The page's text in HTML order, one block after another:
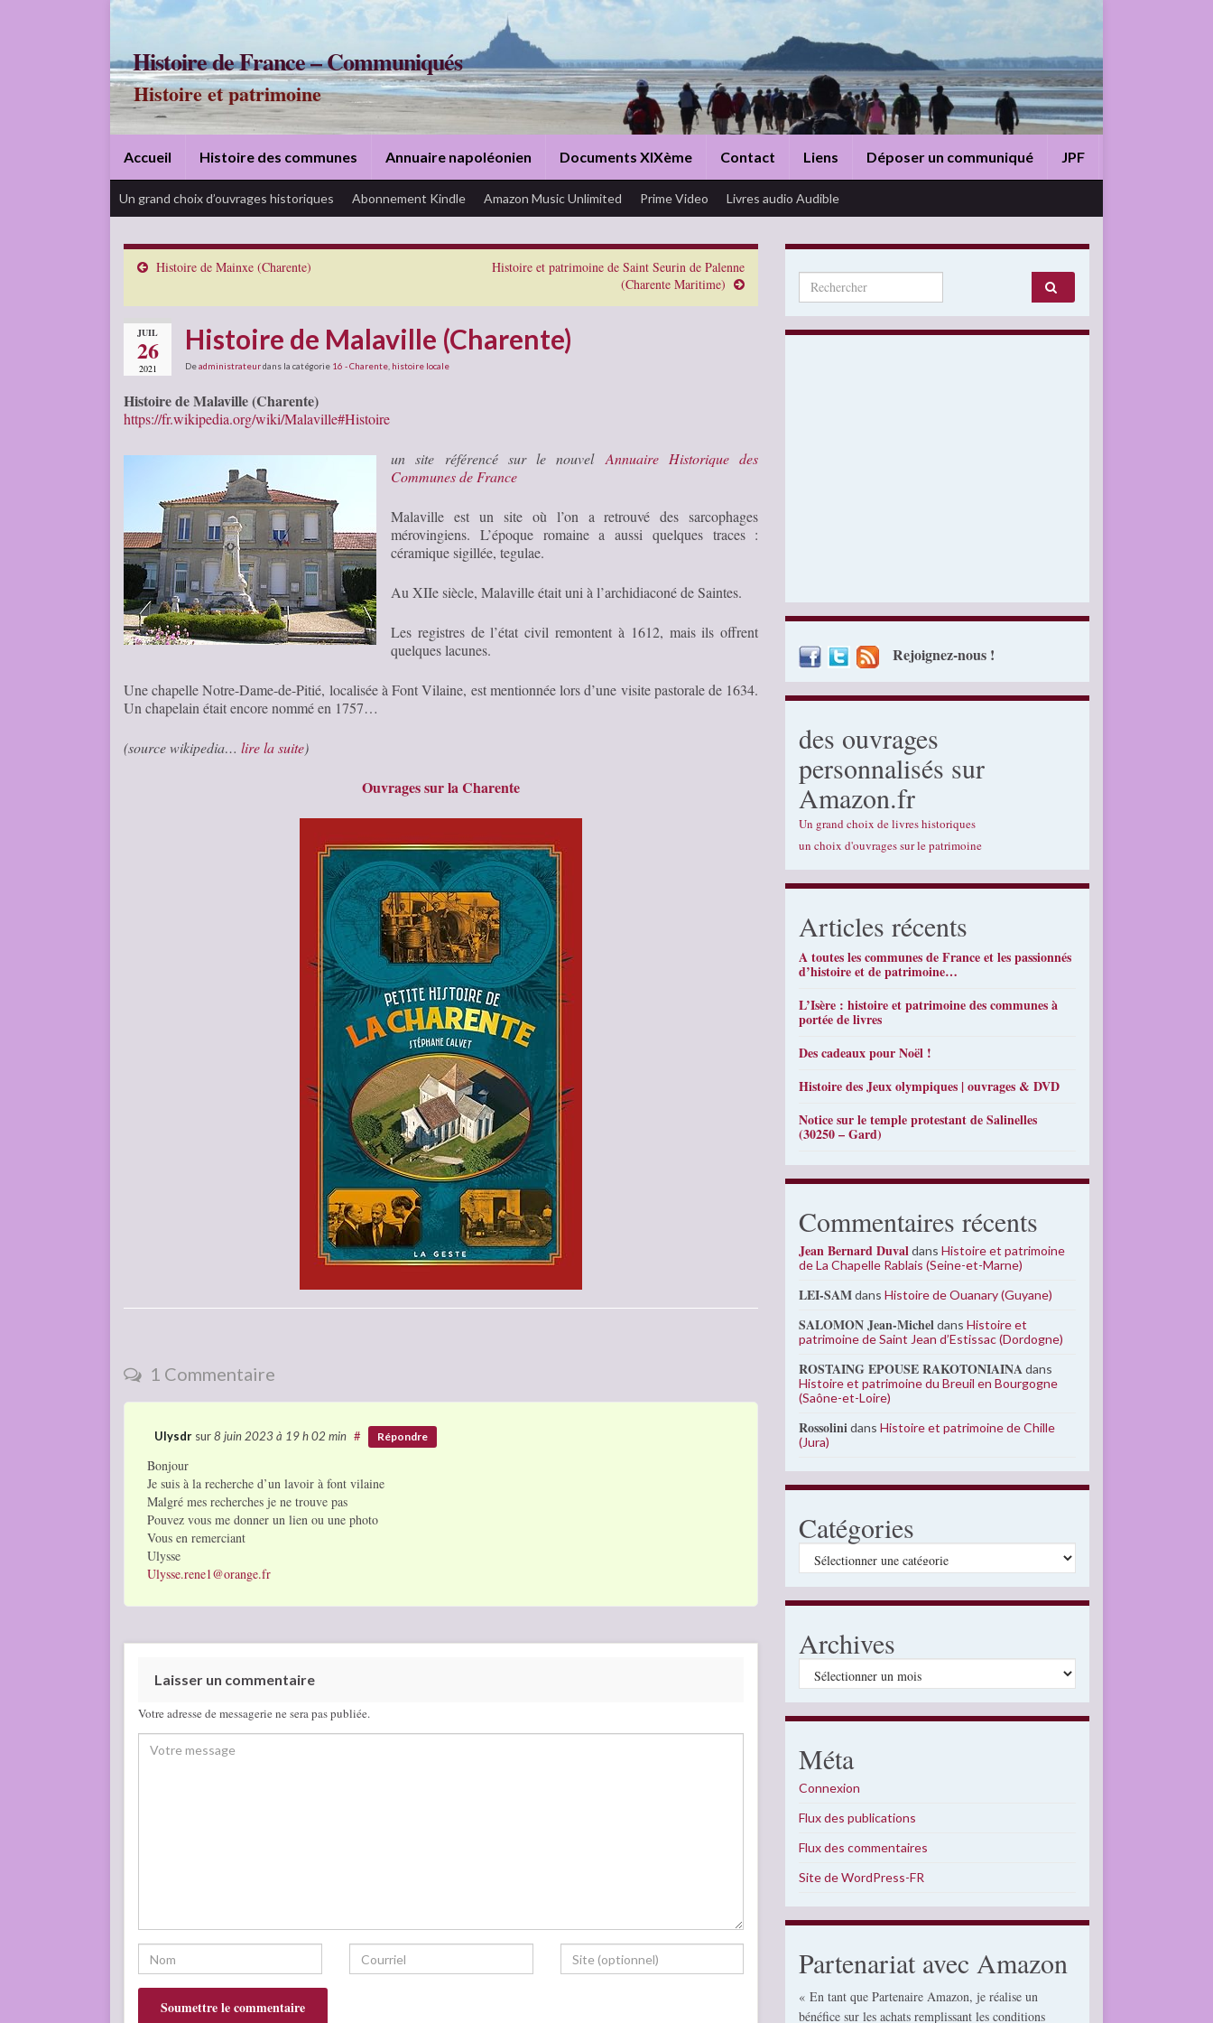
Histoire de France – Communiqués
Histoire et patrimoine
Accueil Histoire des communes Annuaire napoléonien Documents XIXème Contact Liens Déposer un communiqué JPF
Un grand choix d’ouvrages historiques Abonnement Kindle Amazon Music Unlimited Prime Video Livres audio Audible
Histoire de Mainxe (Charente)
Histoire et patrimoine de Saint Seurin de Palenne
(Charente Maritime)
JUIL
26
2021
Histoire de Malaville (Charente)
Deadministrateurdans la catégorie 16 - Charente histoire locale
Histoire de Malaville (Charente)
https://fr.wikipedia.org/wiki/Malaville#Histoire
un site référencé sur le nouvel Annuaire Historique des
Communes de France
Malaville est un site où l’on a retrouvé des sarcophages
mérovingiens. L’époque romaine a aussi quelques traces :
céramique sigillée, tegulae.
Au XIIe siècle, Malaville était uni à l’archidiaconé de Saintes.
Les registres de l’état civil remontent à 1612, mais ils offrent
quelques lacunes.
Une chapelle Notre-Dame-de-Pitié, localisée à Font Vilaine, est mentionnée lors d’une visite pastorale de 1634.
Un chapelain était encore nommé en 1757…
(source wikipedia… lire la suite)
Ouvrages sur la Charente
1 Commentaire
Ulysdr sur8 juin 2023à 19 h 02 min # Répondre
Bonjour
Je suis à la recherche d’un lavoir à font vilaine
Malgré mes recherches je ne trouve pas
Pouvez vous me donner un lien ou une photo
Vous en remerciant
Ulysse
Ulysse.rene1@orange.fr
Laisser un commentaire
Votre adresse de messagerie ne sera pas publiée.
Search for:
Rejoignez-nous !
des ouvrages
personnalisés sur
Amazon.fr
Un grand choix de livres historiques
un choix d'ouvrages sur le patrimoine
Articles récents
A toutes les communes de France et les passionnés
d’histoire et de patrimoine…
L’Isère : histoire et patrimoine des communes à
portée de livres
Des cadeaux pour Noël !
Histoire des Jeux olympiques | ouvrages & DVD
Notice sur le temple protestant de Salinelles
(30250 – Gard)
Commentaires récents
Jean Bernard DuvaldansHistoire et patrimoine
de La Chapelle Rablais (Seine-et-Marne)
LEI-SAMdansHistoire de Ouanary (Guyane)
SALOMON Jean-MicheldansHistoire et
patrimoine de Saint Jean d’Estissac (Dordogne)
ROSTAING EPOUSE RAKOTONIAINAdans
Histoire et patrimoine du Breuil en Bourgogne
(Saône-et-Loire)
RossolinidansHistoire et patrimoine de Chille
(Jura)
Catégories
Catégories
Archives
Archives
Méta
Connexion
Flux des publications
Flux des commentaires
Site de WordPress-FR
Partenariat avec Amazon
« En tant que Partenaire Amazon, je réalise un
bénéfice sur les achats remplissant les conditions